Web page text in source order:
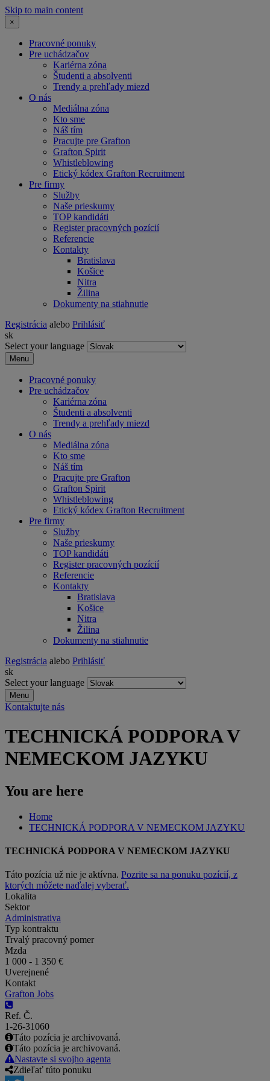
Skip to main content
×
Pracovné ponuky
Pre uchádzačov
Kariérna zóna
Študenti a absolventi
Trendy a prehľady miezd
O nás
Mediálna zóna
Kto sme
Náš tím
Pracujte pre Grafton
Grafton Spirit
Whistleblowing
Etický kódex Grafton Recruitment
Pre firmy
Služby
Naše prieskumy
TOP kandidáti
Register pracovných pozícií
Referencie
Kontakty
Bratislava
Košice
Nitra
Žilina
Dokumenty na stiahnutie
Registrácia alebo Prihlásiť
sk
Select your language
Menu
Pracovné ponuky
Pre uchádzačov
Kariérna zóna
Študenti a absolventi
Trendy a prehľady miezd
O nás
Mediálna zóna
Kto sme
Náš tím
Pracujte pre Grafton
Grafton Spirit
Whistleblowing
Etický kódex Grafton Recruitment
Pre firmy
Služby
Naše prieskumy
TOP kandidáti
Register pracovných pozícií
Referencie
Kontakty
Bratislava
Košice
Nitra
Žilina
Dokumenty na stiahnutie
Registrácia alebo Prihlásiť
sk
Select your language
Menu
Kontaktujte nás
TECHNICKÁ PODPORA V
NEMECKOM JAZYKU
You are here
Home
TECHNICKÁ PODPORA V NEMECKOM JAZYKU
TECHNICKÁ PODPORA V NEMECKOM JAZYKU
Táto pozícia už nie je aktívna. Pozrite sa na ponuku pozícií, z
ktorých môžete naďalej vyberať.
Lokalita
Sektor
Administrativa
Typ kontraktu
Trvalý pracovný pomer
Mzda
1 000 - 1 350 €
Uverejnené
Kontakt
Grafton Jobs
Ref. Č.
1-26-31060
Táto pozícia je archivovaná.
Táto pozícia je archivovaná.
Nastavte si svojho agenta
Zdieľať túto ponuku